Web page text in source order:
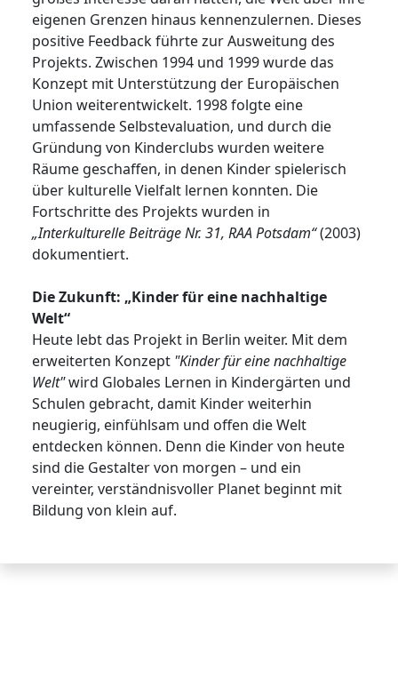
eigenen Grenzen hinaus kennenzulernen. Dieses
positive Feedback führte zur Ausweitung des
Projekts. Zwischen 1994 und 1999 wurde das
Konzept mit Unterstützung der Europäischen
Union weiterentwickelt. 1998 folgte eine
umfassende Selbstevaluation, und durch die
Gründung von Kinderclubs wurden weitere
Räume geschaffen, in denen Kinder spielerisch
über kulturelle Vielfalt lernen konnten. Die
Fortschritte des Projekts wurden in
„Interkulturelle Beiträge Nr. 31, RAA Potsdam“(2003)
dokumentiert.
Die Zukunft: „Kinder für eine nachhaltige
Welt“
Heute lebt das Projekt in Berlin weiter. Mit dem
erweiterten Konzept "Kinder für eine nachhaltige
Welt"wird Globales Lernen in Kindergärten und
Schulen gebracht, damit Kinder weiterhin
neugierig, einfühlsam und offen die Welt
entdecken können. Denn die Kinder von heute
sind die Gestalter von morgen – und ein
vereinter, verständnisvoller Planet beginnt mit
Bildung von klein auf.